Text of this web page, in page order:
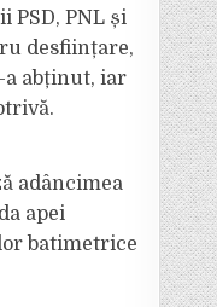
PSD, PNL și
desființare,
a abținut, iar
adâncimea
apei
batimetrice